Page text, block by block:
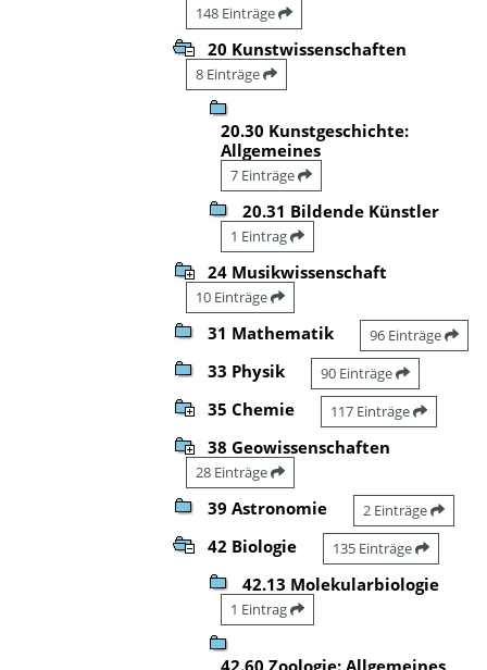
148 Einträge
20 Kunstwissenschaften
8 Einträge
20.30 Kunstgeschichte:
Allgemeines
7 Einträge
20.31 Bildende Künstler
1 Eintrag
24 Musikwissenschaft
10 Einträge
31 Mathematik 96 Einträge
33 Physik 90 Einträge
35 Chemie 117 Einträge
38 Geowissenschaften
28 Einträge
39 Astronomie 2 Einträge
42 Biologie 135 Einträge
42.13 Molekularbiologie
1 Eintrag
42.60 Zoologie: Allgemeines